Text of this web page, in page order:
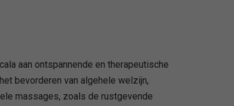
aan ontspannende en therapeutische
bevorderen van algehele welzijn,
massages, zoals de rustgevende